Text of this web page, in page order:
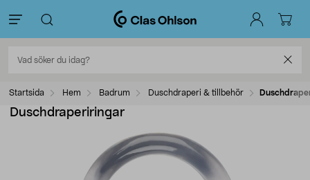
Startsida Hem Badrum Duschdraperi & tillbehör
Duschdraperiringar